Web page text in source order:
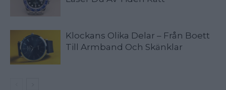
Klockans Olika Delar – Från Boett
Till Armband Och Skänklar